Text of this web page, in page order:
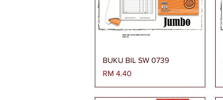
Paparan Segera
BUKU BIL SW 0739
Harga
RM 4.40